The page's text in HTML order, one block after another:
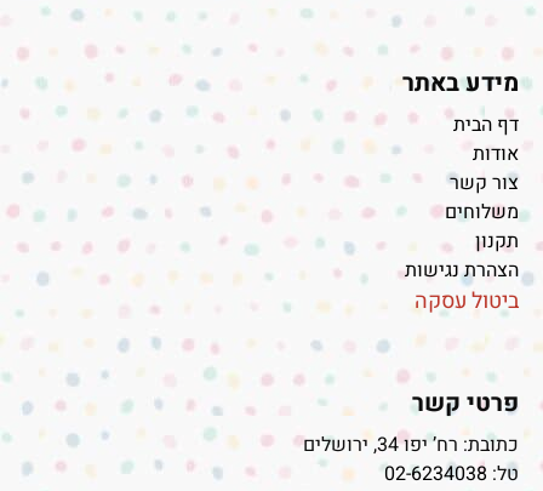
מידע באתר
דף הבית
אודות
צור קשר
משלוחים
תקנון
הצהרת נגישות
ביטול עסקה
פרטי קשר
כתובת: רח’ יפו 34, ירושלים
טל: 02-6234038